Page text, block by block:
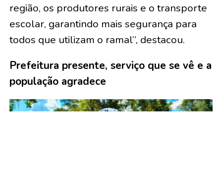
região, os produtores rurais e o transporte
escolar, garantindo mais segurança para
todos que utilizam o ramal”, destacou.
Prefeitura presente, serviço que se vê e a
população agradece